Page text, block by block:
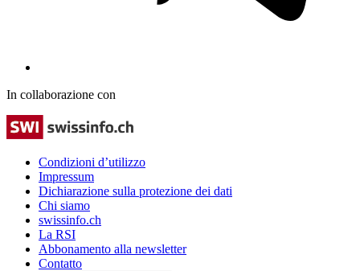
In collaborazione con
Condizioni d’utilizzo
Impressum
Dichiarazione sulla protezione dei dati
Chi siamo
swissinfo.ch
La RSI
Abbonamento alla newsletter
Contatto